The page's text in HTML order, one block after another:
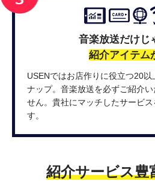
音楽放送だけじ
紹介アイテム
USENではお店作りに役立つ20
ナップ。音楽放送を必ずご紹介
せん。貴社にマッチしたサービ
す。
紹介サービス豊